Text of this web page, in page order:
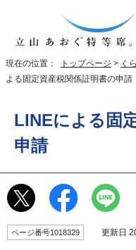
現在の位置： トップページ > く
よる固定資産税関係証明書の申請
LINEによる固
申請
ページ番号1018329 更新日